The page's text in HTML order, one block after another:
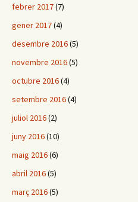
febrer 2017(7)
gener 2017(4)
desembre 2016(5)
novembre 2016(5)
octubre 2016(4)
setembre 2016(4)
juliol 2016(2)
juny 2016(10)
maig 2016(6)
abril 2016(5)
març 2016(5)